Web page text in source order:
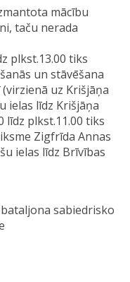
mācību
taču nerada
plkst.13.00 tiks
un stāvēšana
uz Krišjāņa
ielas līdz Krišjāņa
līdz plkst.11.00 tiks
Zigfrīda Annas
ielas līdz Brīvības
sabiedrisko